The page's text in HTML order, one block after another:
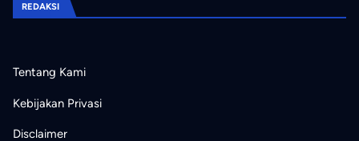
REDAKSI
Tentang Kami
Kebijakan Privasi
Disclaimer